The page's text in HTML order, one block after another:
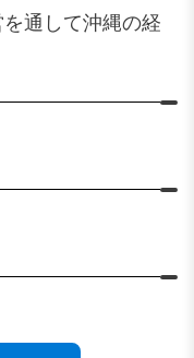
通して沖縄の経